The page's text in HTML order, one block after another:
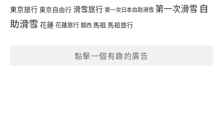
東京旅行 東京自由行 滑雪旅行 第一次日本自助滑雪 第一次滑雪 自
助滑雪 花蓮花蓮旅行 關西 馬祖 馬祖旅行
點擊一個有趣的廣告